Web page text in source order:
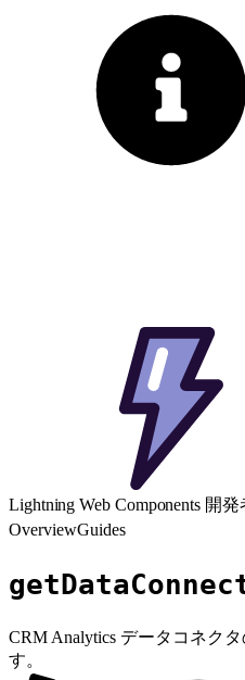
Lightning Web Components 開
OverviewGuides
CRM Analytics データコネク
す。